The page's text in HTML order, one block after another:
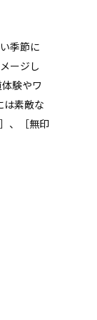
季節に
ージし
験やワ
は素敵な
、［無印